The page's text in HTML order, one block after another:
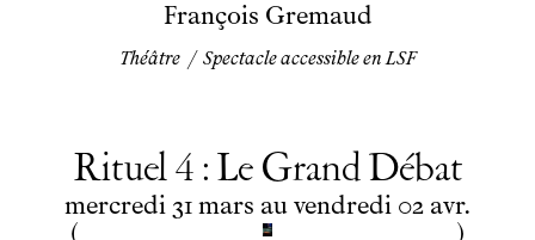
François Gremaud
Théâtre / Spectacle accessible en LSF
Rituel 4 : Le Grand Débat
du
mercredi
mercredi 31 mars
mars au au
vendredi
vendredi 02 avril
avr.